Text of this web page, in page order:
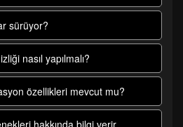
sürüyor?
nasıl yapılmalı?
özellikleri mevcut mu?
hakkında bilgi verir